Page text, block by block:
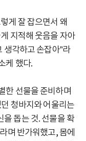
게 잘 잡으면서 왜
지적해 웃음을 자아
생각하고 손잡아”라
케 했다.
한 선물을 준비하며
청바지와 어울리는
돕는 것. 선물을 확
며 반가워했고, 몸에